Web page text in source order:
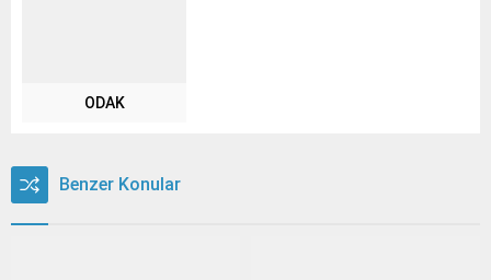
ODAK
Benzer Konular